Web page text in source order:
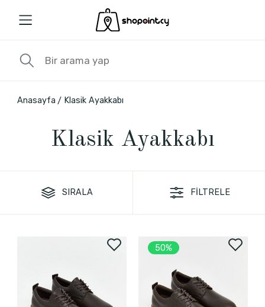
Anasayfa Klasik Ayakkabı
Klasik Ayakkabı
SIRALA FİLTRELE
50%